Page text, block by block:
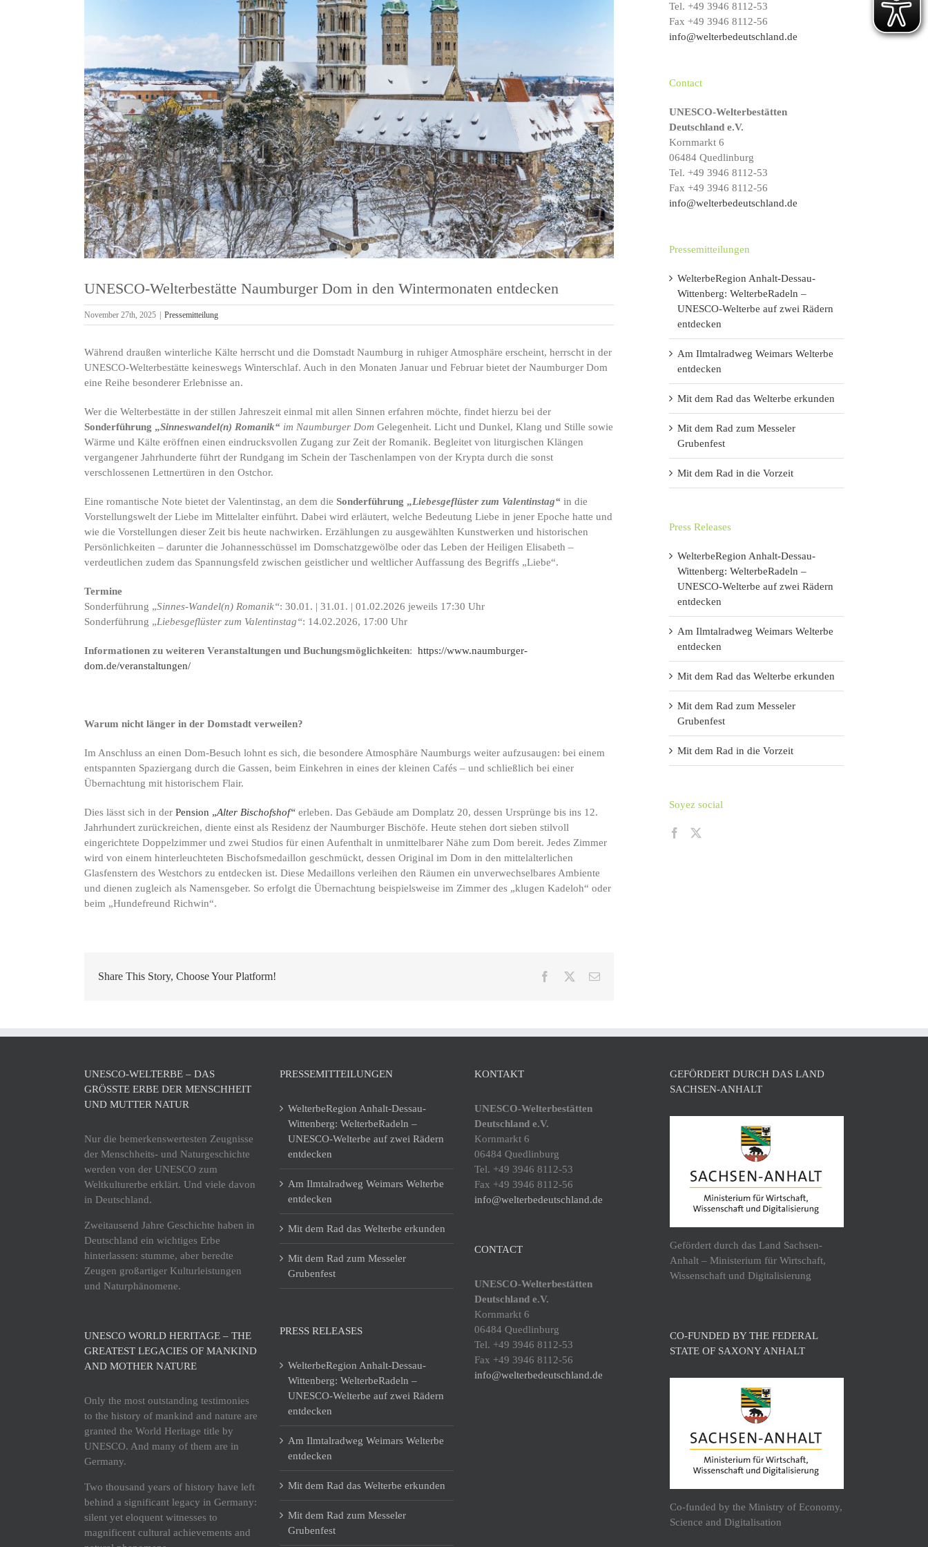
Dom und Michaeliskirche in
Hildesheim
UNESCO-Welterbestätte Naumburger Dom in den Wintermonaten entdecken
November 27th, 2025 Pressemitteilung
Während draußen winterliche Kälte herrscht und die Domstadt Naumburg in ruhiger Atmosphäre erscheint, herrscht in der
UNESCO-Welterbestätte keineswegs Winterschlaf. Auch in den Monaten Januar und Februar bietet der Naumburger Dom
eine Reihe besonderer Erlebnisse an.
Wer die Welterbestätte in der stillen Jahreszeit einmal mit allen Sinnen erfahren möchte, findet hierzu bei der
Sonderführung „Sinneswandel(n) Romanik“ im Naumburger Dom Gelegenheit. Licht und Dunkel, Klang und Stille sowie
Wärme und Kälte eröffnen einen eindrucksvollen Zugang zur Zeit der Romanik. Begleitet von liturgischen Klängen
vergangener Jahrhunderte führt der Rundgang im Schein der Taschenlampen von der Krypta durch die sonst
verschlossenen Lettnertüren in den Ostchor.
Eine romantische Note bietet der Valentinstag, an dem die Sonderführung „Liebesgeflüster zum Valentinstag“ in die
Vorstellungswelt der Liebe im Mittelalter einführt. Dabei wird erläutert, welche Bedeutung Liebe in jener Epoche hatte und
wie die Vorstellungen dieser Zeit bis heute nachwirken. Erzählungen zu ausgewählten Kunstwerken und historischen
Persönlichkeiten – darunter die Johannesschüssel im Domschatzgewölbe oder das Leben der Heiligen Elisabeth –
verdeutlichen zudem das Spannungsfeld zwischen geistlicher und weltlicher Auffassung des Begriffs „Liebe“.
Termine
Sonderführung „Sinnes-Wandel(n) Romanik“: 30.01. | 31.01. | 01.02.2026 jeweils 17:30 Uhr
Sonderführung „Liebesgeflüster zum Valentinstag“: 14.02.2026, 17:00 Uhr
Informationen zu weiteren Veranstaltungen und Buchungsmöglichkeiten: https://www.naumburger-
dom.de/veranstaltungen/
Warum nicht länger in der Domstadt verweilen?
Im Anschluss an einen Dom-Besuch lohnt es sich, die besondere Atmosphäre Naumburgs weiter aufzusaugen: bei einem
entspannten Spaziergang durch die Gassen, beim Einkehren in eines der kleinen Cafés – und schließlich bei einer
Übernachtung mit historischem Flair.
Dies lässt sich in der Pension „Alter Bischofshof“ erleben. Das Gebäude am Domplatz 20, dessen Ursprünge bis ins 12.
Jahrhundert zurückreichen, diente einst als Residenz der Naumburger Bischöfe. Heute stehen dort sieben stilvoll
eingerichtete Doppelzimmer und zwei Studios für einen Aufenthalt in unmittelbarer Nähe zum Dom bereit. Jedes Zimmer
wird von einem hinterleuchteten Bischofsmedaillon geschmückt, dessen Original im Dom in den mittelalterlichen
Glasfenstern des Westchors zu entdecken ist. Diese Medaillons verleihen den Räumen ein unverwechselbares Ambiente
und dienen zugleich als Namensgeber. So erfolgt die Übernachtung beispielsweise im Zimmer des „klugen Kadeloh“ oder
beim „Hundefreund Richwin“.
Share This Story, Choose Your Platform! Facebook
E-
Tel. +49 3946 8112-53
Fax +49 3946 8112-56
info@welterbedeutschland.de
Contact
UNESCO-Welterbestätten
Deutschland e.V.
Kornmarkt 6
06484 Quedlinburg
Tel. +49 3946 8112-53
Fax +49 3946 8112-56
info@welterbedeutschland.de
Pressemitteilungen
WelterbeRegion Anhalt-Dessau-
Wittenberg: WelterbeRadeln –
UNESCO-Welterbe auf zwei Rädern
entdecken
Am Ilmtalradweg Weimars Welterbe
entdecken
Mit dem Rad das Welterbe erkunden
Mit dem Rad zum Messeler
Grubenfest
Mit dem Rad in die Vorzeit
Press Releases
WelterbeRegion Anhalt-Dessau-
Wittenberg: WelterbeRadeln –
UNESCO-Welterbe auf zwei Rädern
entdecken
Am Ilmtalradweg Weimars Welterbe
entdecken
Mit dem Rad das Welterbe erkunden
Mit dem Rad zum Messeler
Grubenfest
Mit dem Rad in die Vorzeit
Soyez social
UNESCO-WELTERBE – DAS
GRÖSSTE ERBE DER MENSCHHEIT U
ND MUTTER NATUR
Nur die bemerkenswertesten Zeugnisse
der Menschheits- und Naturgeschichte
werden von der UNESCO zum
Weltkulturerbe erklärt. Und viele davon
in Deutschland.
Zweitausend Jahre Geschichte haben in
Deutschland ein wichtiges Erbe
hinterlassen: stumme, aber beredte
Zeugen großartiger Kulturleistungen
und Naturphänomene.
UNESCO WORLD HERITAGE – THE
GREATEST LEGACIES OF MANKIND
AND MOTHER NATURE
Only the most outstanding testimonies
to the history of mankind and nature are
granted the World Heritage title by
UNESCO. And many of them are in
Germany.
Two thousand years of history have left
behind a significant legacy in Germany:
silent yet eloquent witnesses to
magnificent cultural achievements and
PRESSEMITTEILUNGEN
WelterbeRegion Anhalt-Dessau-
Wittenberg: WelterbeRadeln –
UNESCO-Welterbe auf zwei Rädern
entdecken
Am Ilmtalradweg Weimars Welterbe
entdecken
Mit dem Rad das Welterbe erkunden
Mit dem Rad zum Messeler
Grubenfest
PRESS RELEASES
WelterbeRegion Anhalt-Dessau-
Wittenberg: WelterbeRadeln –
UNESCO-Welterbe auf zwei Rädern
entdecken
Am Ilmtalradweg Weimars Welterbe
entdecken
Mit dem Rad das Welterbe erkunden
Mit dem Rad zum Messeler
Grubenfest
KONTAKT
UNESCO-Welterbestätten
Deutschland e.V.
Kornmarkt 6
06484 Quedlinburg
Tel. +49 3946 8112-53
Fax +49 3946 8112-56
info@welterbedeutschland.de
CONTACT
UNESCO-Welterbestätten
Deutschland e.V.
Kornmarkt 6
06484 Quedlinburg
Tel. +49 3946 8112-53
Fax +49 3946 8112-56
info@welterbedeutschland.de
GEFÖRDERT DURCH DAS LAND
SACHSEN-ANHALT
Gefördert durch das Land Sachsen-
Anhalt – Ministerium für Wirtschaft,
Wissenschaft und Digitalisierung
CO-FUNDED BY THE FEDERAL
STATE OF SAXONY ANHALT
Co-funded by the Ministry of Economy,
Science and Digitalisation